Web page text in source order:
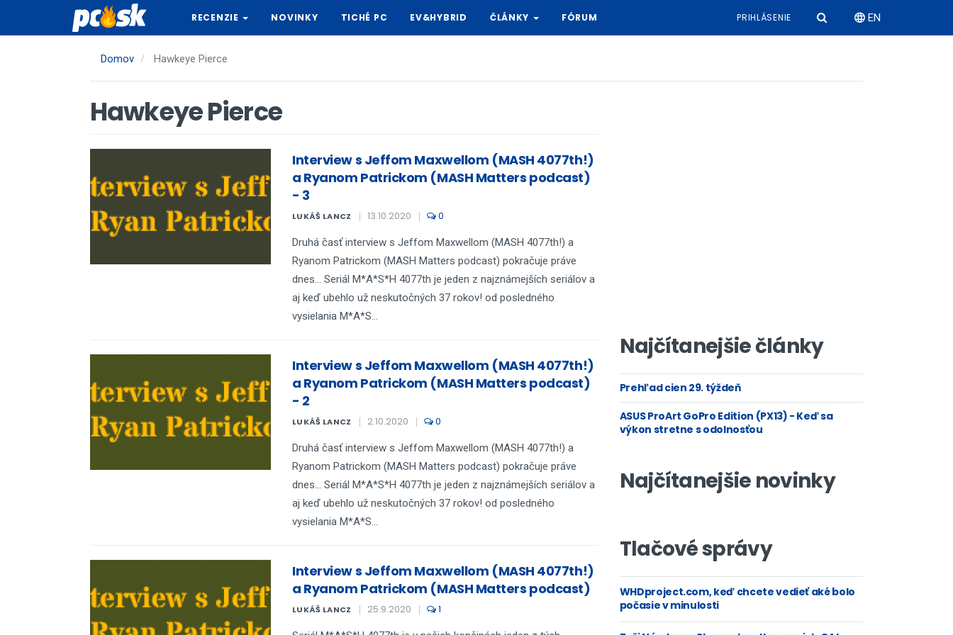
hlavný
RECENZIE NOVINKY TICHÉ PC EV&HYBRID ČLÁNKY FÓRUM PRIHLÁSENIE EN
Domov Hawkeye Pierce
Hawkeye Pierce
Interview s Jeffom Maxwellom (MASH 4077th!)
a Ryanom Patrickom (MASH Matters podcast)
- 3
LUKÁŠ LANCZ 13.10.2020 0
Druhá časť interview s Jeffom Maxwellom (MASH 4077th!) a
Ryanom Patrickom (MASH Matters podcast) pokračuje práve
dnes... Seriál M*A*S*H 4077th je jeden z najznámejších seriálov a
aj keď ubehlo už neskutočných 37 rokov! od posledného
vysielania M*A*S...
Interview s Jeffom Maxwellom (MASH 4077th!)
a Ryanom Patrickom (MASH Matters podcast)
- 2
LUKÁŠ LANCZ 2.10.2020 0
Druhá časť interview s Jeffom Maxwellom (MASH 4077th!) a
Ryanom Patrickom (MASH Matters podcast) pokračuje práve
dnes... Seriál M*A*S*H 4077th je jeden z najznámejších seriálov a
aj keď ubehlo už neskutočných 37 rokov! od posledného
vysielania M*A*S...
Interview s Jeffom Maxwellom (MASH 4077th!)
a Ryanom Patrickom (MASH Matters podcast)
LUKÁŠ LANCZ 25.9.2020 1
Najčítanejšie články
Prehľad cien 29. týždeň
ASUS ProArt GoPro Edition (PX13) - Keď sa
výkon stretne s odolnosťou
Najčítanejšie novinky
Tlačové správy
WHDproject.com, keď chcete vedieť aké bolo
počasie v minulosti